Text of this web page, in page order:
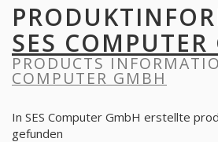
SES COMPUTER
PRODUCTS
COMPUTER GMBH
In SES Computer GmbH erstellte
gefunden